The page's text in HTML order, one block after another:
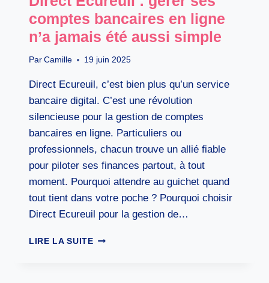
comptes bancaires en ligne
n’a jamais été aussi simple
Par Camille 19 juin 2025
Direct Ecureuil, c’est bien plus qu’un service
bancaire digital. C’est une révolution
silencieuse pour la gestion de comptes
bancaires en ligne. Particuliers ou
professionnels, chacun trouve un allié fiable
pour piloter ses finances partout, à tout
moment. Pourquoi attendre au guichet quand
tout tient dans votre poche ? Pourquoi choisir
Direct Ecureuil pour la gestion de…
LIRE LA SUITEDIRECT